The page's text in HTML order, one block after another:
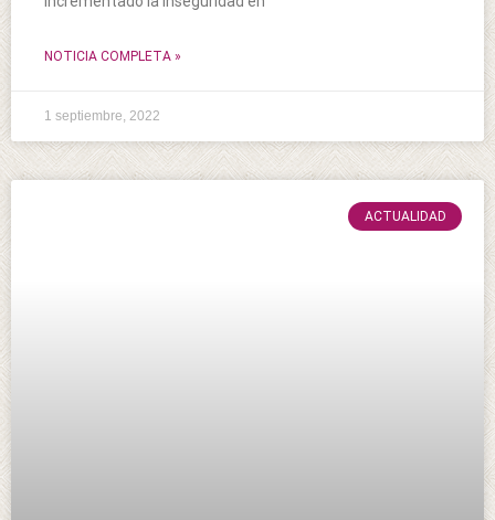
NOTICIA COMPLETA »
1 septiembre, 2022
ACTUALIDAD